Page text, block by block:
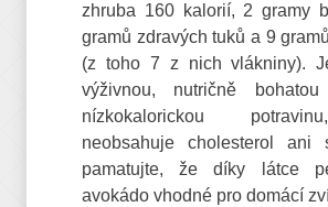
zhruba 160 kalorií, 2 gramy
gramů zdravých tuků a 9
(z toho 7 z nich vlákniny).
výživnou, nutričně
nízkokalorickou
neobsahuje cholesterol ani
pamatujte, že díky látce
avokádo vhodné pro domácí